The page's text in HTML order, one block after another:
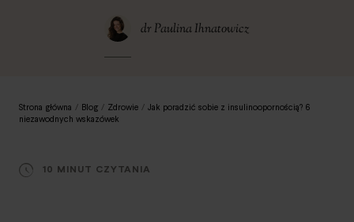
dr Paulina Ihnatowicz
Strona główna / Blog / Zdrowie / Jak poradzić sobie z insulinoopornością? 6
niezawodnych wskazówek
10 MINUT CZYTANIA